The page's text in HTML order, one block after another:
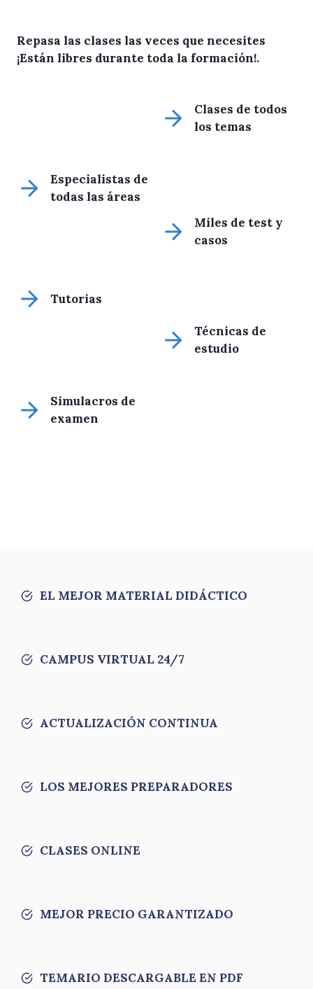
Repasa las clases las veces que necesites
¡Están libres durante toda la formación!.
Clases de todos
los temas
Especialistas de
todas las áreas
Miles de test y
casos
Tutorias
Técnicas de
estudio
Simulacros de
examen
EL MEJOR MATERIAL DIDÁCTICO
CAMPUS VIRTUAL 24/7
ACTUALIZACIÓN CONTINUA
LOS MEJORES PREPARADORES
CLASES ONLINE
MEJOR PRECIO GARANTIZADO
TEMARIO DESCARGABLE EN PDF